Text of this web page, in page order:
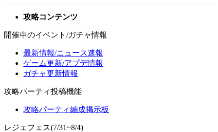
攻略コンテンツ
開催中のイベント/ガチャ情報
最新情報/ニュース速報
ゲーム更新/アプデ情報
ガチャ更新情報
攻略パーティ投稿機能
攻略パーティ編成掲示板
レジェフェス(7/31~8/4)